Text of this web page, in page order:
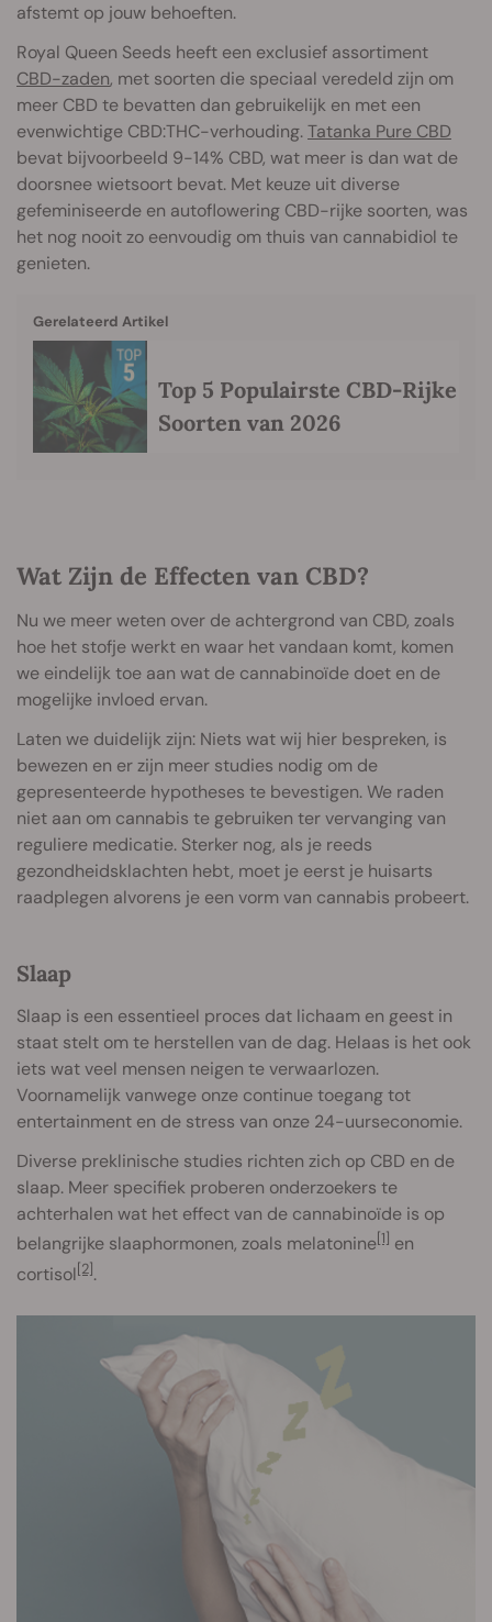
afstemt op jouw behoeften.
Royal Queen Seeds heeft een exclusief assortiment
CBD-zaden, met soorten die speciaal veredeld zijn om
meer CBD te bevatten dan gebruikelijk en met een
evenwichtige CBD:THC-verhouding.Tatanka Pure CBD
bevat bijvoorbeeld 9-14% CBD, wat meer is dan wat de
doorsnee wietsoort bevat. Met keuze uit diverse
gefeminiseerde en autoflowering CBD-rijke soorten, was
het nog nooit zo eenvoudig om thuis van cannabidiol te
genieten.
Gerelateerd Artikel
Top 5 Populairste CBD-Rijke
Soorten van 2026
Wat Zijn de Effecten van CBD?
Nu we meer weten over de achtergrond van CBD, zoals
hoe het stofje werkt en waar het vandaan komt, komen
we eindelijk toe aan wat de cannabinoïde doet en de
mogelijke invloed ervan.
Laten we duidelijk zijn: Niets wat wij hier bespreken, is
bewezen en er zijn meer studies nodig om de
gepresenteerde hypotheses te bevestigen. We raden
niet aan om cannabis te gebruiken ter vervanging van
reguliere medicatie. Sterker nog, als je reeds
gezondheidsklachten hebt, moet je eerst je huisarts
raadplegen alvorens je een vorm van cannabis probeert.
Slaap
Slaap is een essentieel proces dat lichaam en geest in
staat stelt om te herstellen van de dag. Helaas is het ook
iets wat veel mensen neigen te verwaarlozen.
Voornamelijk vanwege onze continue toegang tot
entertainment en de stress van onze 24-uurseconomie.
Diverse preklinische studies richten zich op CBD en de
slaap. Meer specifiek proberen onderzoekers te
achterhalen wat het effect van de cannabinoïde is op
belangrijke slaaphormonen, zoals melatonine[1] en
cortisol[2].